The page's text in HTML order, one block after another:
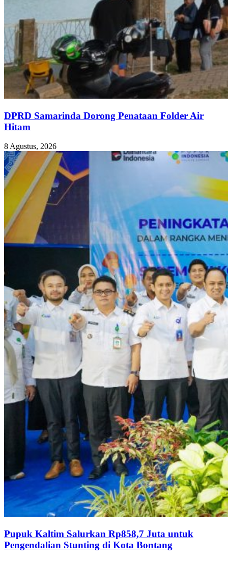
DPRD Samarinda Dorong Penataan Folder Air
Hitam
8 Agustus, 2026
Pupuk Kaltim Salurkan Rp858,7 Juta untuk
Pengendalian Stunting di Kota Bontang